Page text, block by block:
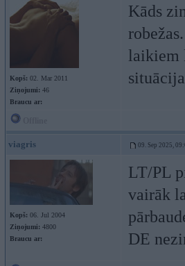
Kopš: 02. Mar 2011
Ziņojumi: 46
Braucu ar:
Kāds
laikiem
viagris 09. Sep 2025,
Kopš: 06. Jul 2004
Ziņojumi: 4800
Braucu ar:
LT/PL
vairāk
DE